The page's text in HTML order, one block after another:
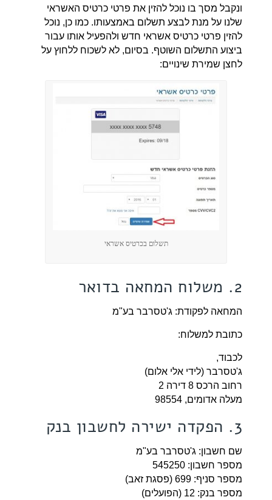
ונקבל מסך בו נוכל להזין את פרטי כרטיס האשראי
שלנו על מנת לבצע תשלום באמצעותו. כמו כן, נוכל
להזין פרטי כרטיס אשראי חדש ולהפעיל אותו עבור
ביצוע התשלום השוטף. בסיום, לא לשכוח ללחוץ על
לחצן שמירת שינויים:
תשלום בכרטיס אשראי
2. משלוח המחאה בדואר
המחאה לפקודת: ג'טסרבר בע"מ
כתובת למשלוח:
לכבוד,
ג'טסרבר (לידי אלי אלום)
רחוב הרכס 8 דירה 2
מעלה אדומים, 98554
3. הפקדה ישירה לחשבון בנק
שם חשבון: ג'טסרבר בע"מ
מספר חשבון: 545250
מספר סניף: 699 (פסגת זאב)
מספר בנק: 12 (הפועלים)